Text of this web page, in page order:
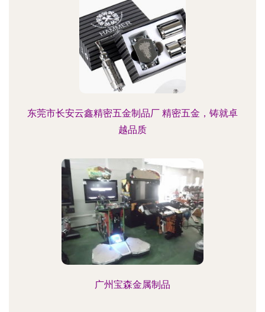
东莞市长安云鑫精密五金制品厂 精密五金，铸就卓
越品质
广州宝森金属制品